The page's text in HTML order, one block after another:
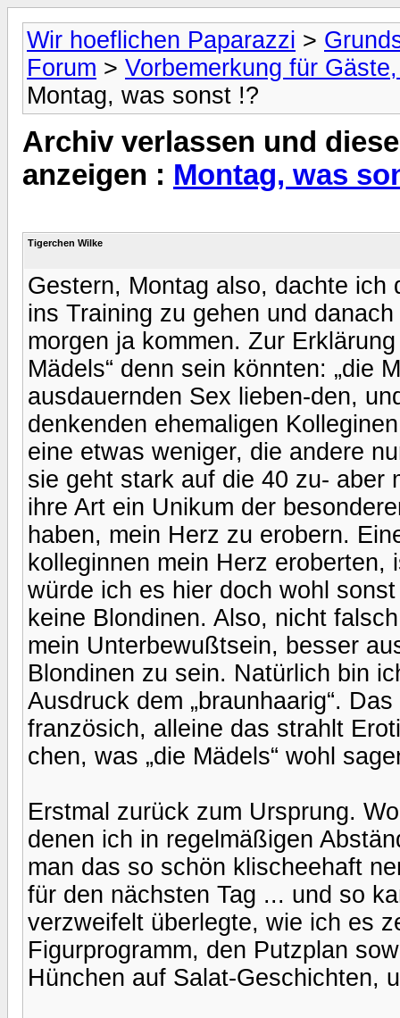
Wir hoeflichen Paparazzi >
Forum > Vorbemerkung für
Montag, was sonst !?
Archiv verlassen und
anzeigen : Montag, was
Tigerchen Wilke
Gestern, Montag also, dachte ich
ins Training zu gehen und
morgen ja kommen. Zur
Mädels“ denn sein könnten: „die
ausdauernden Sex lieben-den,
denkenden ehemaligen
eine etwas weniger, die andere
sie geht stark auf die 40 zu- aber
ihre Art ein Unikum der
haben, mein Herz zu erobern.
kolleginnen mein Herz
würde ich es hier doch wohl
keine Blondinen. Also, nicht
mein Unterbewußtsein, besser
Blondinen zu sein. Natürlich bin
Ausdruck dem „braunhaarig“.
französich, alleine das strahlt
chen, was „die Mädels“ wohl
Erstmal zurück zum Ursprung.
denen ich in regelmäßigen
man das so schön klischeehaft
für den nächsten Tag ... und so
verzweifelt überlegte, wie ich es
Figurprogramm, den Putzplan
Hünchen auf Salat-Geschichten,